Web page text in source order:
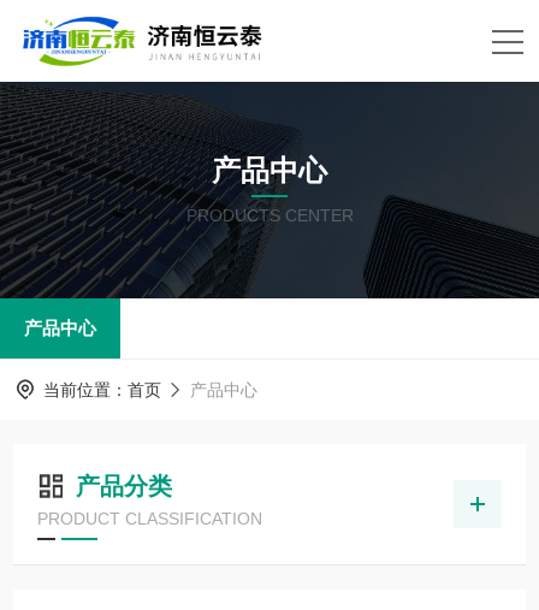
产品中心
PRODUCTS CENTER
产品中心
当前位置： 首页 产品中心
产品分类
PRODUCT CLASSIFICATION